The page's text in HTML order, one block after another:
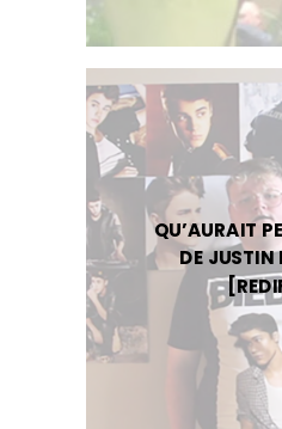
QU’AURAIT
DE JUSTIN